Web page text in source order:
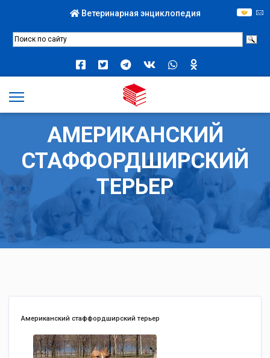
Ветеринарная энциклопедия
АМЕРИКАНСКИЙ
СТАФФОРДШИРСКИЙ
ТЕРЬЕР
Американский стаффордширский терьер